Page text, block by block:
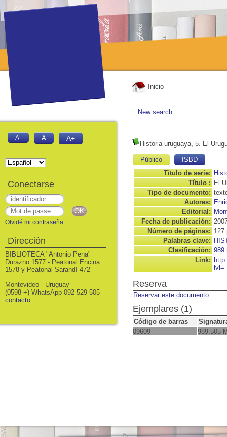
Inicio
New search
Historia uruguaya, 5. El
Público
ISBD
Título de serie:
Título : El
Tipo de documento:
Autores:
Editorial:
Fecha de publicación:
Número de páginas: 127
Palabras clave:
Clasificación:
Link:
lvl=
Reserva
Reservar este documento
Ejemplares (1)
Código de barras
09609
989.505
A- A A+
Conectarse
Olvidé mi contraseña
Dirección
BIBLIOTECA "Antonio Pena"
Durazno 1577 - Peatonal Encina
1578 y Peatonal Sarandí 472
Montevideo - Uruguay
(0598 +) WhatsApp 092 529 505
contacto